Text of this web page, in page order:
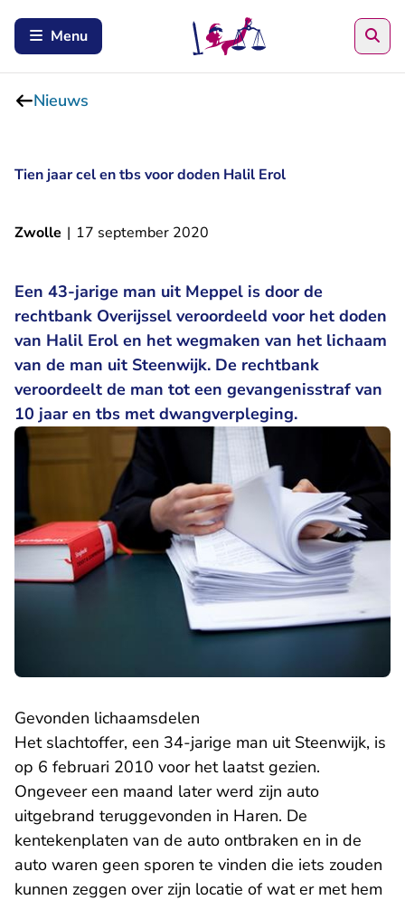
Menu
Nieuws
Tien jaar cel en tbs voor doden Halil Erol
Zwolle | 17 september 2020
Een 43-jarige man uit Meppel is door de
rechtbank Overijssel veroordeeld voor het doden
van Halil Erol en het wegmaken van het lichaam
van de man uit Steenwijk. De rechtbank
veroordeelt de man tot een gevangenisstraf van
10 jaar en tbs met dwangverpleging.
Gevonden lichaamsdelen
Het slachtoffer, een 34-jarige man uit Steenwijk, is
op 6 februari 2010 voor het laatst gezien.
Ongeveer een maand later werd zijn auto
uitgebrand teruggevonden in Haren. De
kentekenplaten van de auto ontbraken en in de
auto waren geen sporen te vinden die iets zouden
kunnen zeggen over zijn locatie of wat er met hem